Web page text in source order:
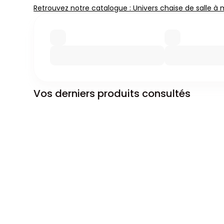
Retrouvez notre catalogue : Univers chaise de salle à
Vos derniers produits consultés